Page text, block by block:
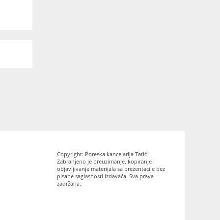
Copyright: Poreska kancelarija Tatić
Zabranjeno je preuzimanje, kopiranje i
objavljivanje materijala sa prezentacije bez
pisane saglasnosti izdavača. Sva prava
zadržana.